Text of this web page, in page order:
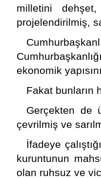
milletini
projelendirilmiş,
ekonomik
Fakat bunların
Gerçekten de
çevrilmiş ve
İfadeye
kuruntunun
olan ruhsuz ve